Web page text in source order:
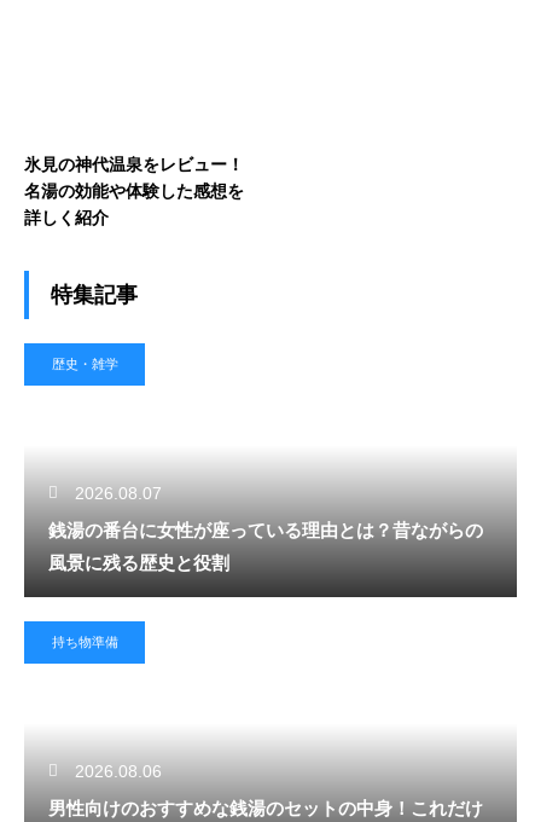
氷見の神代温泉をレビュー！
名湯の効能や体験した感想を
詳しく紹介
特集記事
歴史・雑学
2026.08.07
銭湯の番台に女性が座っている理由とは？昔ながらの
風景に残る歴史と役割
持ち物準備
2026.08.06
男性向けのおすすめな銭湯のセットの中身！これだけ